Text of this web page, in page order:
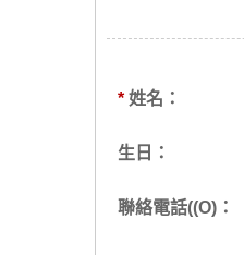
* 姓名：
生日：
聯絡電話((O)：